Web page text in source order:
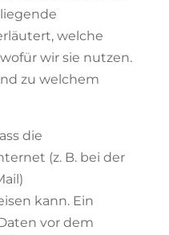
welche
wir sie nutzen.
zu welchem
die
(z. B. bei der
kann. Ein
vor dem